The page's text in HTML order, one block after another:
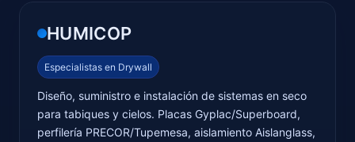
HUMICOP
Especialistas en Drywall
Diseño, suministro e instalación de sistemas en seco
para tabiques y cielos. Placas Gyplac/Superboard,
perfilería PRECOR/Tupemesa, aislamiento Aislanglass,